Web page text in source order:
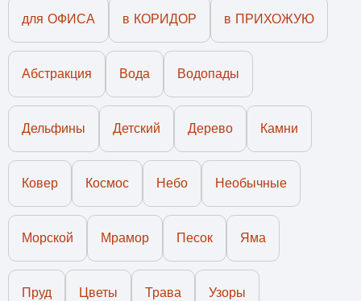
для ОФИСА в КОРИДОР в ПРИХОЖУЮ
Абстракция Вода Водопады
Дельфины Детский Дерево Камни
Ковер Космос Небо Необычные
Морской Мрамор Песок Яма
Пруд Цветы Трава Узоры